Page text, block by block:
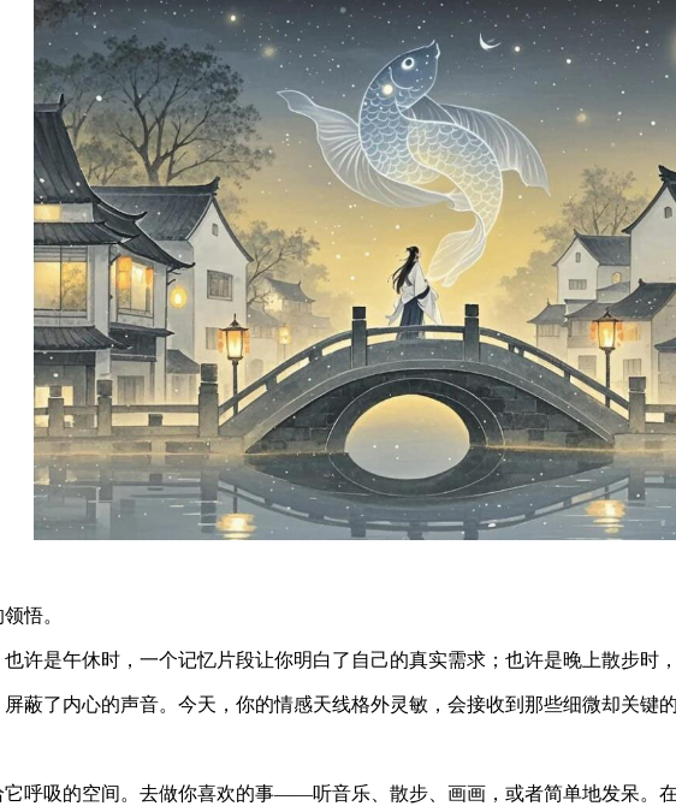
悟。
许是午休时，一个记忆片段让你明白了自己的真实需求；也许是晚上散步时
蔽了内心的声音。今天，你的情感天线格外灵敏，会接收到那些细微却关键的
呼吸的空间。去做你喜欢的事——听音乐、散步、画画，或者简单地发呆。